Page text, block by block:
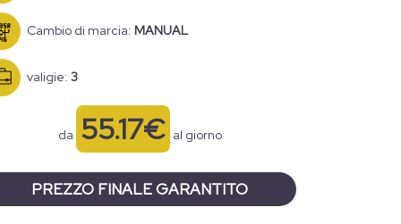
Cambio di marcia: MANUAL
valigie: 3
da 55.17€ al giorno
PREZZO FINALE GARANTITO